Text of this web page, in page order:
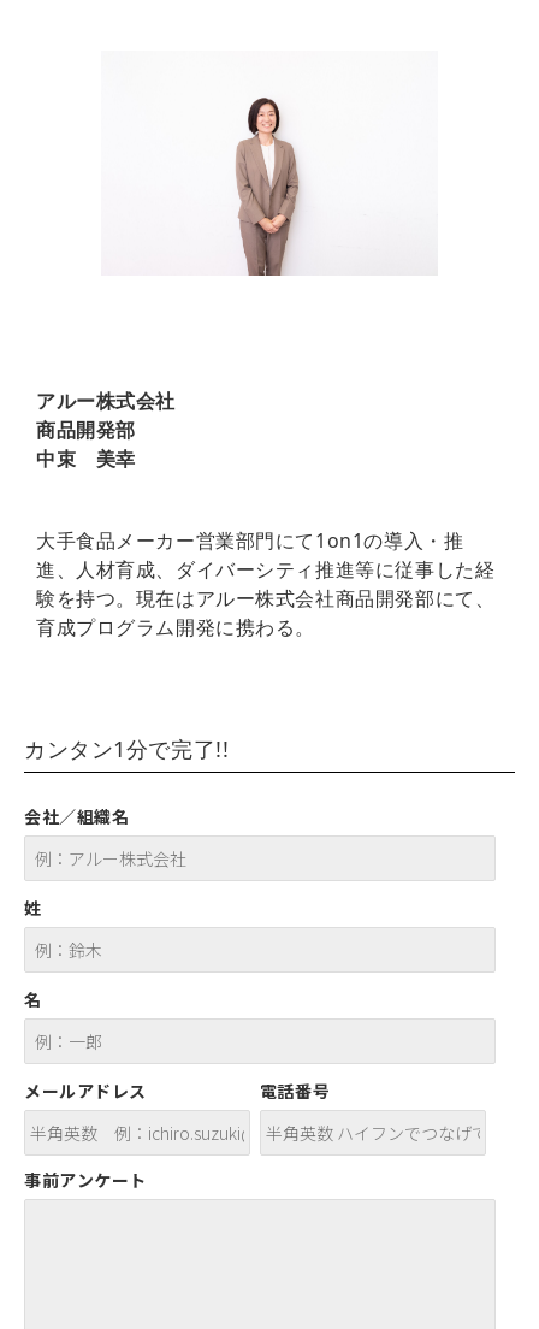
アルー株式会社
商品開発部
中束 美幸
大手食品メーカー営業部門にて1on1の導入・推
進、人材育成、ダイバーシティ推進等に従事した経
験を持つ。現在はアルー株式会社商品開発部にて、
育成プログラム開発に携わる。
カンタン1分で完了!!
会社／組織名
姓
名
メールアドレス 電話番号
事前アンケート